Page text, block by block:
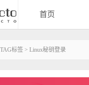
首页
TAG标签 > Linux秘钥登录